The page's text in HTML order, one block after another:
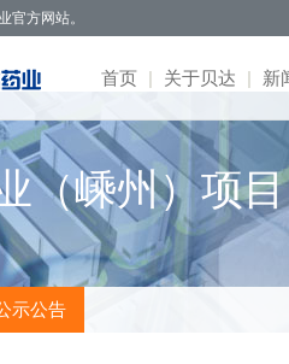
官方网站。
首页 | 关于贝达 | 新
福于民的发
努力实现创
起的好药，
· 公司简介
· 董事会
· 管理团队
· 历程荣誉
· 公司文化
· 公司新闻
· 媒体报道
· 两会专题
· 凯美纳
· 贝美纳
· 贝安汀
· 赛美纳
· 伏美纳
· 研发体系
· 在研项目
· 患者招募
· 战略合作
· 园区概况
· 核心优势
· 明星项目
· 项目简介
· 公示公告
· 公司公告
· 股票信息
· 互动交流
· 社会招聘
· 校园招聘
· 联系方式
· 在线留言
· 不良反应
（嵊州）项
示公告